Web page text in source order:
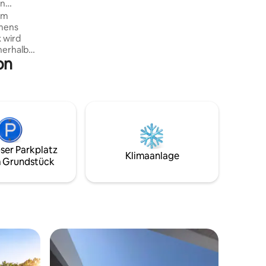
wird
1
ist,
und
ist
1
Auf der
Parkplatz
Grundstück
Klimaanlage